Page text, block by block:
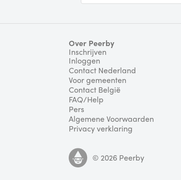
Over Peerby
Inschrijven
Inloggen
Contact Nederland
Voor gemeenten
Contact België
FAQ/Help
Pers
Algemene Voorwaarden
Privacy verklaring
© 2026 Peerby